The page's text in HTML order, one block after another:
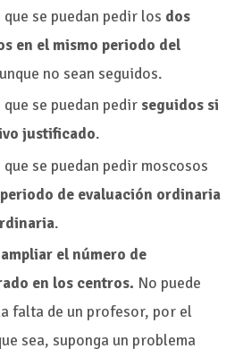
que se puedan pedir los dos
en el mismo periodo del
no sean seguidos.
que se puedan pedir seguidos si
justificado.
que se puedan pedir moscosos
de evaluación ordinaria
.
ampliar el número de
en los centros. No puede
falta de un profesor, por el
sea, suponga un problema